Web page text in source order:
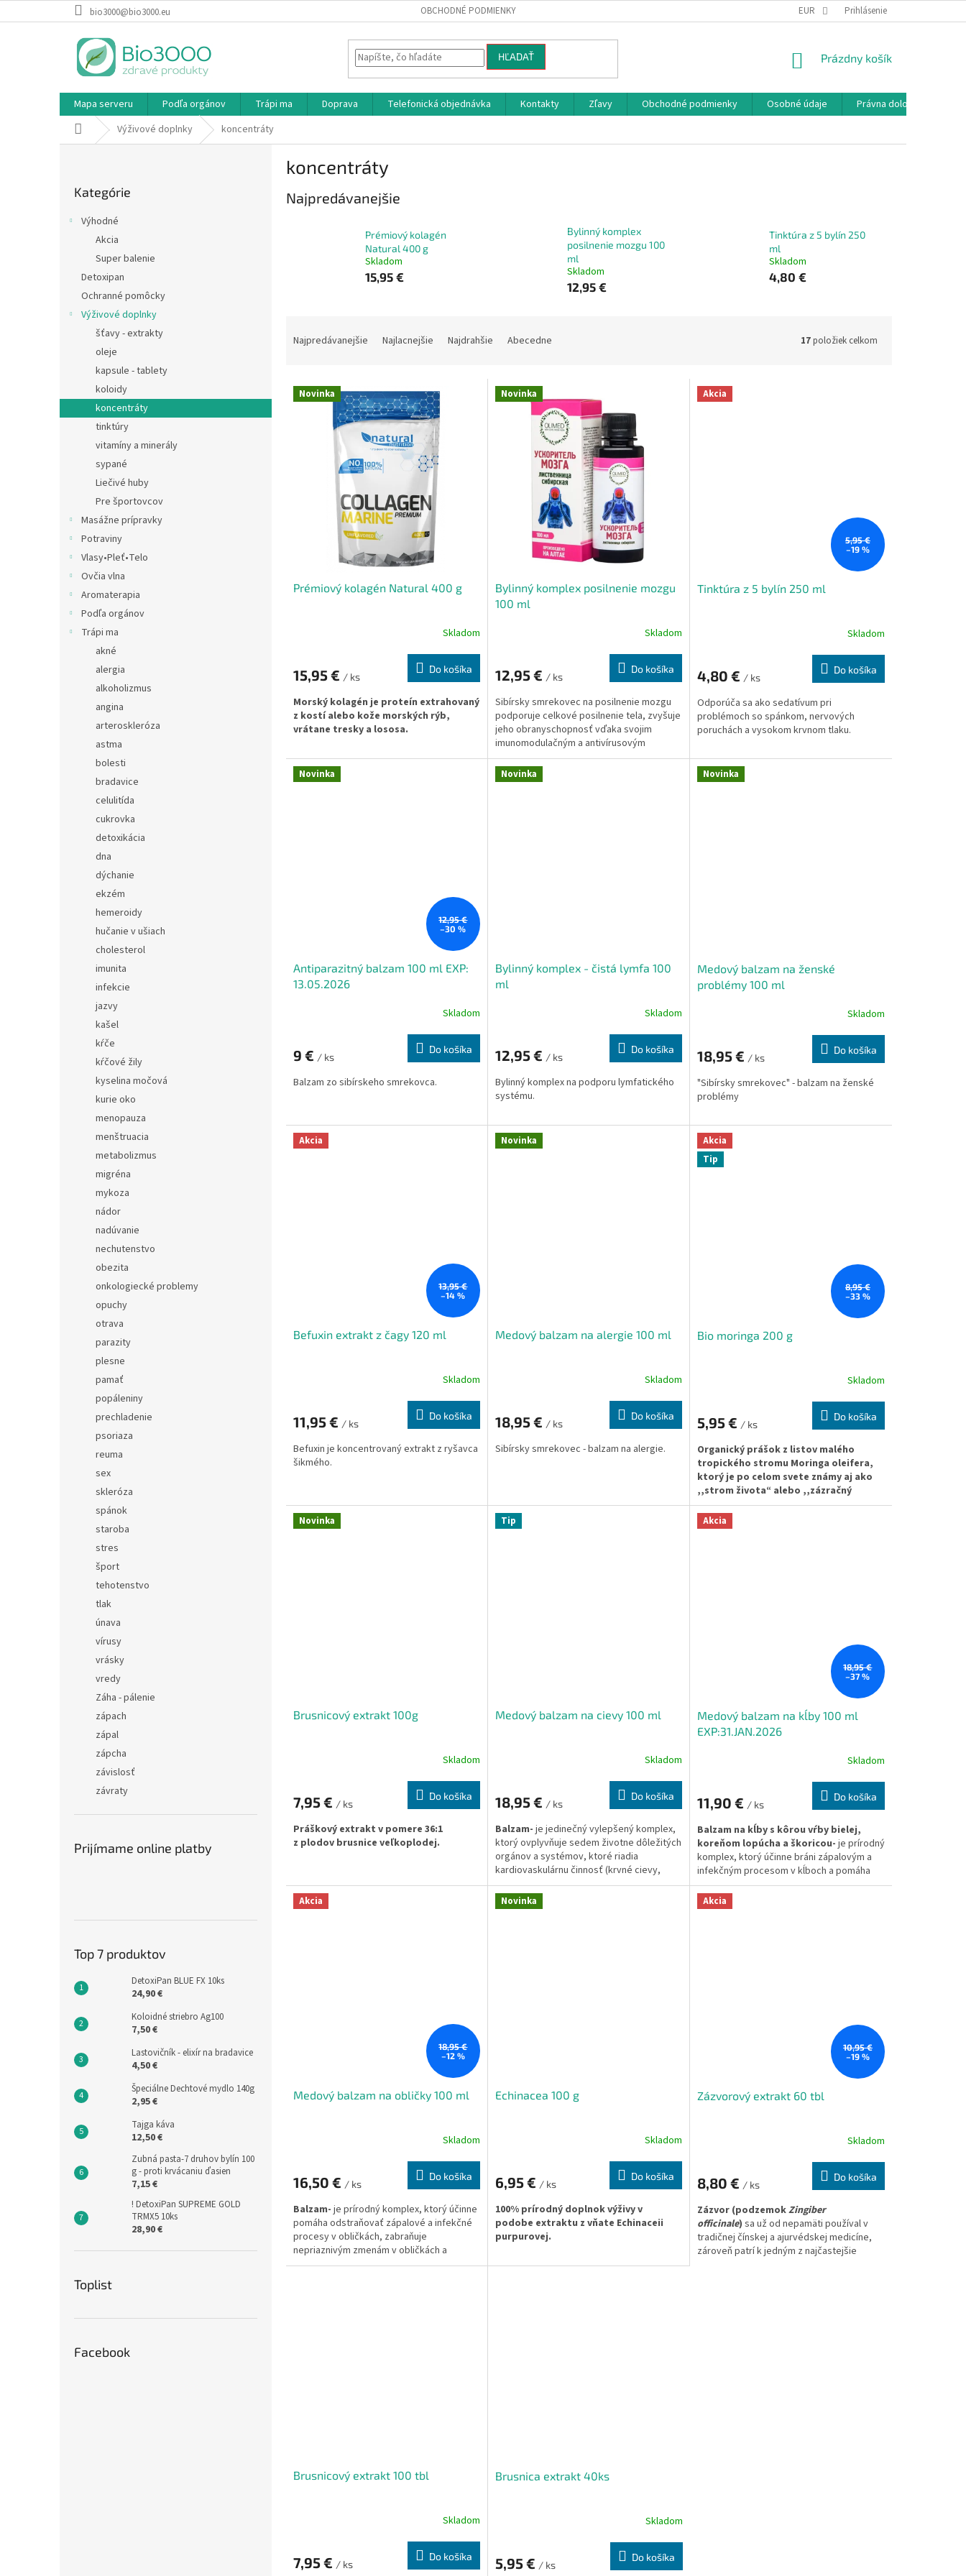
na
bio3000@bio3000.eu OBCHODNÉ PODMIENKY EUR Prihlásenie
HĽADAŤ
NÁKUPNÝ
Prázdny košík
Mapa serveru Podľa orgánov Trápi ma Doprava Telefonická objednávka Kontakty Zľavy Obchodné podmienky Osobné údaje
Právna doložka
DomovVýživové doplnky koncentráty
kategórie
Kategórie
Výhodné
Akcia
Super balenie
Detoxipan
Ochranné pomôcky
Výživové doplnky
šťavy - extrakty
oleje
kapsule - tablety
koloidy
koncentráty
tinktúry
vitamíny a minerály
sypané
Liečivé huby
Pre športovcov
Masážne prípravky
Potraviny
Vlasy•Pleť•Telo
Ovčia vlna
Aromaterapia
Podľa orgánov
Trápi ma
akné
alergia
alkoholizmus
angina
arteroskleróza
astma
bolesti
bradavice
celulitída
cukrovka
detoxikácia
dna
dýchanie
ekzém
hemeroidy
hučanie v ušiach
cholesterol
imunita
infekcie
jazvy
kašel
kŕče
kŕčové žily
kyselina močová
kurie oko
menopauza
menštruacia
metabolizmus
migréna
mykoza
nádor
nadúvanie
nechutenstvo
obezita
onkologiecké problemy
opuchy
otrava
parazity
plesne
pamať
popáleniny
prechladenie
psoriaza
reuma
sex
skleróza
spánok
staroba
stres
šport
tehotenstvo
tlak
únava
vírusy
vrásky
vredy
Záha - pálenie
zápach
zápal
zápcha
závislosť
závraty
Prijímame online platby
Top 7 produktov
DetoxiPan BLUE FX 10ks
24,90 €
Koloidné striebro Ag100
7,50 €
Lastovičník - elixír na bradavice
4,50 €
Špeciálne Dechtové mydlo 140g
2,95 €
Tajga káva
12,50 €
Zubná pasta-7 druhov bylín 100
g - proti krvácaniu ďasien
7,15 €
! DetoxiPan SUPREME GOLD
TRMX5 10ks
28,90 €
Toplist
Facebook
koncentráty
Najpredávanejšie
Prémiový kolagén
Natural 400 g
Skladom
15,95 €
Bylinný komplex
posilnenie mozgu 100
ml
Skladom
12,95 €
Tinktúra z 5 bylín 250
ml
Skladom
4,80 €
n
Najpredávanejšie Najlacnejšie Najdrahšie Abecedne 17položiek celkom
V Novinka
Prémiový kolagén Natural 400 g
Skladom
15,95 € / ks
Do košíka
Morský kolagén je proteín extrahovaný
z kostí alebo kože morských rýb,
vrátane tresky a lososa.
Jedinečné zloženie a štruktúra morských
kolagénových peptidov prináša celý rad
zdraviu prospešných výhod.
Novinka
Bylinný komplex posilnenie mozgu
100 ml
Skladom
12,95 € / ks
Do košíka
Sibírsky smrekovec na posilnenie mozgu
podporuje celkové posilnenie tela, zvyšuje
jeho obranyschopnosť vďaka svojim
imunomodulačným a antivírusovým
vlastnostiam. Má pozitívny vplyv na
duševnú činnosť, uľahčuje proces učenia,
zapamätávania a reprodukcie informácií
Akcia
5,95 €
–19 %
Tinktúra z 5 bylín 250 ml
Skladom
4,80 € / ks
Do košíka
Odporúča sa ako sedatívum pri
problémoch so spánkom, nervových
poruchách a vysokom krvnom tlaku.
Novinka
12,95 €
–30 %
Antiparazitný balzam 100 ml EXP:
13.05.2026
Skladom
9 € / ks
Do košíka
Balzam zo sibírskeho smrekovca.
Novinka
Bylinný komplex - čistá lymfa 100
ml
Skladom
12,95 € / ks
Do košíka
Bylinný komplex na podporu lymfatického
systému.
Novinka
Medový balzam na ženské
problémy 100 ml
Skladom
18,95 € / ks
Do košíka
"Sibírsky smrekovec" - balzam na ženské
problémy
Akcia
13,95 €
–14 %
Befuxin extrakt z čagy 120 ml
Skladom
11,95 € / ks
Do košíka
Befuxin je koncentrovaný extrakt z ryšavca
šikmého.
Novinka
Medový balzam na alergie 100 ml
Skladom
18,95 € / ks
Do košíka
Sibírsky smrekovec - balzam na alergie.
Akcia
Tip
8,95 €
–33 %
Bio moringa 200 g
Skladom
5,95 € / ks
Do košíka
Organický prášok z listov malého
tropického stromu Moringa oleifera,
ktorý je po celom svete známy aj ako
,,strom života“ alebo ,,zázračný
strom“.
Novinka
Brusnicový extrakt 100g
Skladom
7,95 € / ks
Do košíka
Práškový extrakt v pomere 36:1
z plodov brusnice veľkoplodej.
Tip
Medový balzam na cievy 100 ml
Skladom
18,95 € / ks
Do košíka
Balzam- je jedinečný vylepšený komplex,
ktorý ovplyvňuje sedem životne dôležitých
orgánov a systémov, ktoré riadia
kardiovaskulárnu činnosť (krvné cievy,
srdce, mozog, kapiláry, žily,
lymfodrenážny systém, neuroreflexná
regulácia a dýchací systém). Funkčný stav
Akcia
18,95 €
–37 %
Medový balzam na kĺby 100 ml
EXP:31.JAN.2026
Skladom
11,90 € / ks
Do košíka
Balzam na kĺby s kôrou vŕby bielej,
koreňom lopúcha a škoricou- je prírodný
komplex, ktorý účinne bráni zápalovým a
infekčným procesom v kĺboch a pomáha
obnoviť pohyblivosť kĺbov.
Akcia
18,95 €
–12 %
Medový balzam na obličky 100 ml
Skladom
16,50 € / ks
Do košíka
Balzam- je prírodný komplex, ktorý účinne
pomáha odstraňovať zápalové a infekčné
procesy v obličkách, zabraňuje
nepriaznivým zmenám v obličkách a
močových cestách.
Novinka
Echinacea 100 g
Skladom
6,95 € / ks
Do košíka
100% prírodný doplnok výživy v
podobe extraktu z vňate Echinaceii
purpurovej.
Echinaceaje divoko rastúca bylina s
Akcia
10,95 €
–19 %
Zázvorový extrakt 60 tbl
Skladom
8,80 € / ks
Do košíka
Zázvor (podzemokZingiber
officinale) sa už od nepamäti používal v
tradičnej čínskej a ajurvédskej medicíne,
zároveň patrí k jedným z najčastejšie
Brusnicový extrakt 100 tbl
Skladom
7,95 € / ks
Do košíka
Brusnica extrakt 40ks
Skladom
5,95 € / ks
Do košíka